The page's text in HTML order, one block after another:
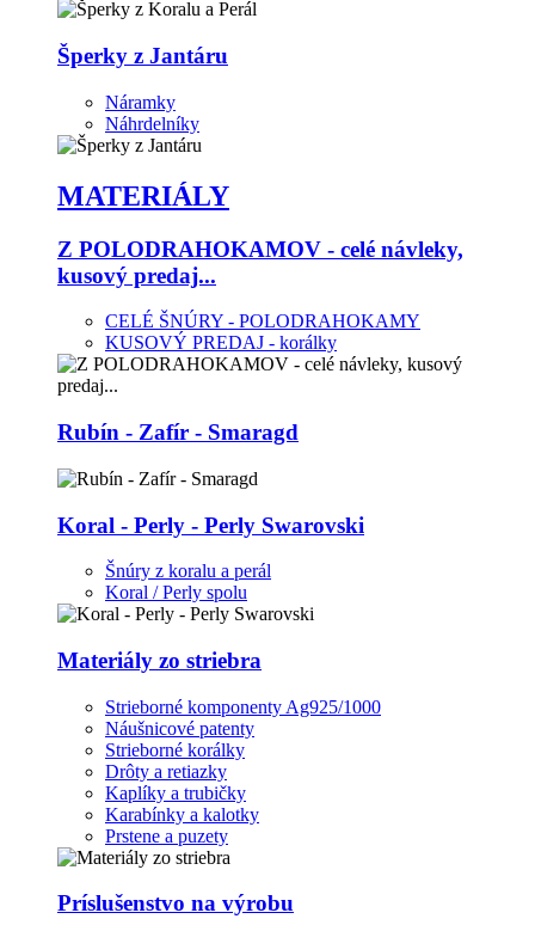
Šperky z Jantáru
Náramky
Náhrdelníky
MATERIÁLY
Z POLODRAHOKAMOV - celé návleky,
kusový predaj...
CELÉ ŠNÚRY - POLODRAHOKAMY
KUSOVÝ PREDAJ - korálky
Rubín - Zafír - Smaragd
Koral - Perly - Perly Swarovski
Šnúry z koralu a perál
Koral / Perly spolu
Materiály zo striebra
Strieborné komponenty Ag925/1000
Náušnicové patenty
Strieborné korálky
Drôty a retiazky
Kaplíky a trubičky
Karabínky a kalotky
Prstene a puzety
Príslušenstvo na výrobu